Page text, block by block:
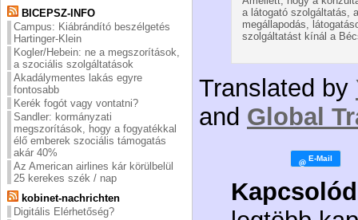
BICEPSZ-INFO
Campus: Kiábrándító beszélgetés
Hartinger-Klein
Kogler/Hebein: ne a megszorítások,
a szociális szolgáltatások
Akadálymentes lakás egyre
fontosabb
Kerék fogót vagy vontatni?
Sandler: kormányzati
megszorítások, hogy a fogyatékkal
élő emberek szociális támogatás
akár 40%
Az American airlines kár körülbelül
25 kerekes szék / nap
kobinet-nachrichten
Digitális Elérhetőség?
a látogató szolgáltatás,
megállapodás,
szolgáltatást kínál a
Translated by
and Global